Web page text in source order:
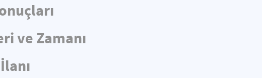
ve Zamanı